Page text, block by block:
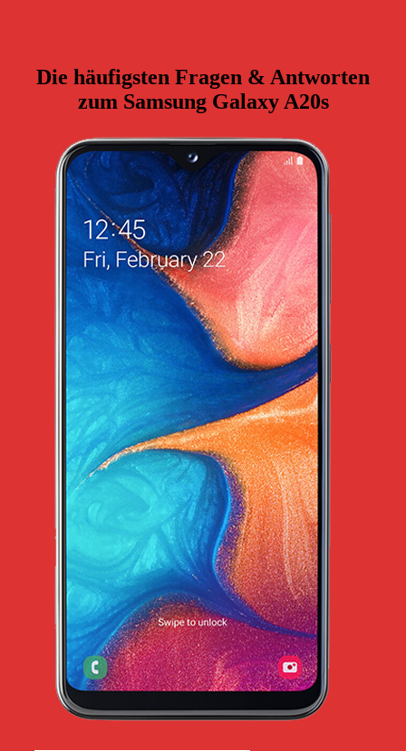
Die häufigsten Fragen & Antworten
zum Samsung Galaxy A20s